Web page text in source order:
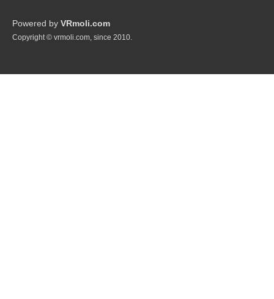
Powered by VRmoli.com
Copyright © vrmoli.com, since 2010.